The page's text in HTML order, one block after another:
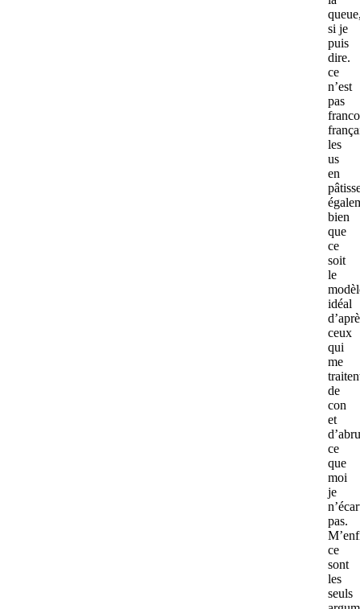
si je
puis
dire.
ce
n’est
pas
franco
les
us
en
bien
que
ce
soit
le
idéal
ceux
qui
me
de
con
et
ce
que
moi
je
pas.
ce
sont
les
seuls